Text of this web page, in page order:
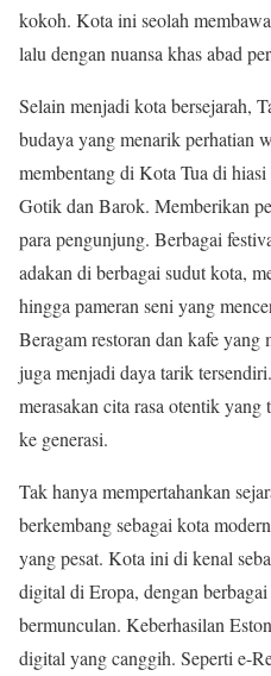
kokoh. Kota ini seolah
lalu dengan nuansa khas abad
Selain menjadi kota bersejarah,
budaya yang menarik perhatian
membentang di Kota Tua di
Gotik dan Barok. Memberikan
para pengunjung. Berbagai
adakan di berbagai sudut kota,
hingga pameran seni yang
Beragam restoran dan kafe
juga menjadi daya tarik
merasakan cita rasa otentik
ke generasi.
Tak hanya mempertahankan
berkembang sebagai kota
yang pesat. Kota ini di kenal
digital di Eropa, dengan
bermunculan. Keberhasilan
digital yang canggih. Seperti e-